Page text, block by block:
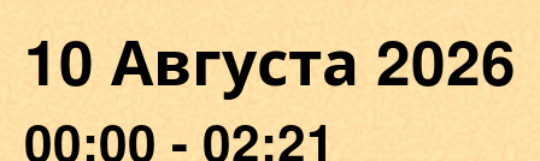
10 Августа
00:00 - 02:21